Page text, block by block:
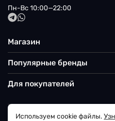
Пн-Вс 10:00—22:00
Магазин
Популярные бренды
Для покупателей
Используем cookie файлы.